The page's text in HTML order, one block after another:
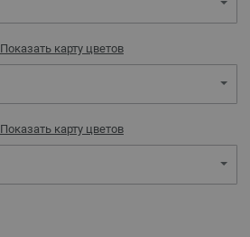
Показать карту цветов
Показать карту цветов